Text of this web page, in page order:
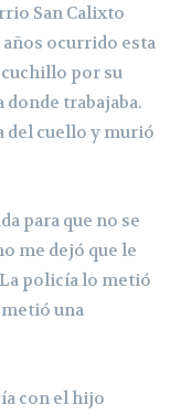
San Calixto
años ocurrido esta
cuchillo por su
trabajaba.
del cuello y murió
para que no se
me dejó que le
policía lo metió
una
con el hijo